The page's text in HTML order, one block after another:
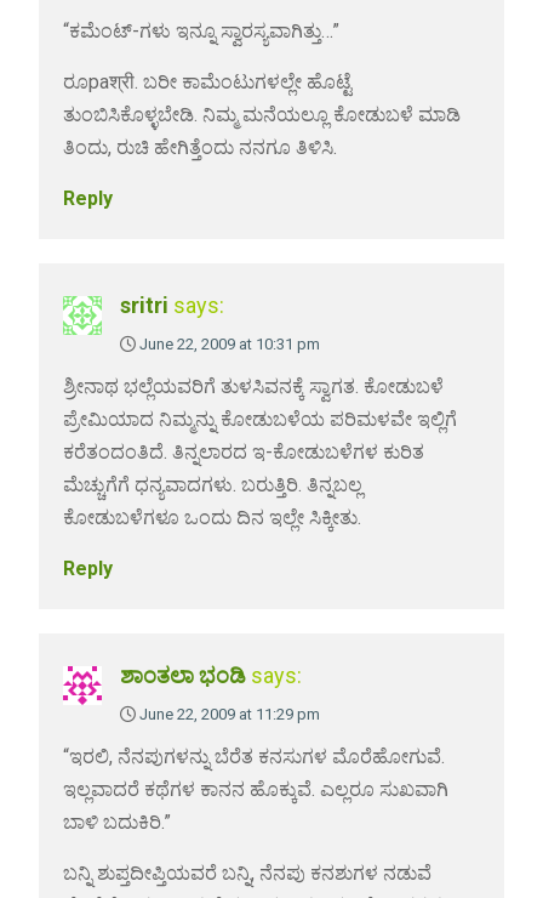
“ಕಮೆಂಟ್-ಗಳು ಇನ್ನೂ ಸ್ವಾರಸ್ಯವಾಗಿತ್ತು…”
ರೂpaश्री. ಬರೀ ಕಾಮೆಂಟುಗಳಲ್ಲೇ ಹೊಟ್ಟೆ
ತುಂಬಿಸಿಕೊಳ್ಳಬೇಡಿ. ನಿಮ್ಮ ಮನೆಯಲ್ಲೂ ಕೋಡುಬಳೆ ಮಾಡಿ
ತಿಂದು, ರುಚಿ ಹೇಗಿತ್ತೆಂದು ನನಗೂ ತಿಳಿಸಿ.
Reply
sritri says:
June 22, 2009 at 10:31 pm
ಶ್ರೀನಾಥ ಭಲ್ಲೆಯವರಿಗೆ ತುಳಸಿವನಕ್ಕೆ ಸ್ವಾಗತ. ಕೋಡುಬಳೆ
ಪ್ರೇಮಿಯಾದ ನಿಮ್ಮನ್ನು ಕೋಡುಬಳೆಯ ಪರಿಮಳವೇ ಇಲ್ಲಿಗೆ
ಕರೆತಂದಂತಿದೆ. ತಿನ್ನಲಾರದ ಇ-ಕೋಡುಬಳೆಗಳ ಕುರಿತ
ಮೆಚ್ಚುಗೆಗೆ ಧನ್ಯವಾದಗಳು. ಬರುತ್ತಿರಿ. ತಿನ್ನಬಲ್ಲ
ಕೋಡುಬಳೆಗಳೂ ಒಂದು ದಿನ ಇಲ್ಲೇ ಸಿಕ್ಕೀತು.
Reply
ಶಾಂತಲಾ ಭಂಡಿ says:
June 22, 2009 at 11:29 pm
“ಇರಲಿ, ನೆನಪುಗಳನ್ನು ಬೆರೆತ ಕನಸುಗಳ ಮೊರೆಹೋಗುವೆ.
ಇಲ್ಲವಾದರೆ ಕಥೆಗಳ ಕಾನನ ಹೊಕ್ಕುವೆ. ಎಲ್ಲರೂ ಸುಖವಾಗಿ
ಬಾಳಿ ಬದುಕಿರಿ.”
ಬನ್ನಿ ಶುಪ್ತದೀಪ್ತಿಯವರೆ ಬನ್ನಿ, ನೆನಪು ಕನಶುಗಳ ನಡುವೆ